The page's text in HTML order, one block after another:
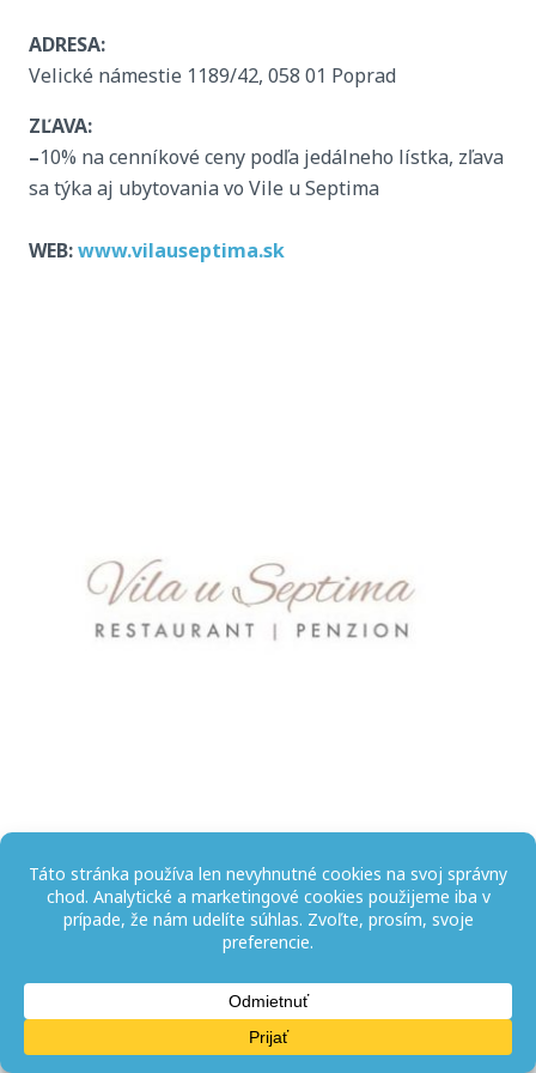
ADRESA:
Velické námestie 1189/42, 058 01 Poprad
ZĽAVA:
–10% na cenníkové ceny podľa jedálneho lístka, zľava
sa týka aj ubytovania vo Vile u Septima
WEB:www.vilauseptima.sk
CHEMOSVIT, a.s. © 2026